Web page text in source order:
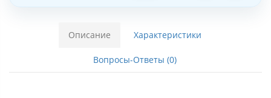
Описание Характеристики
Вопросы-Ответы (0)